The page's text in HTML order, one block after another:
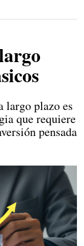
largo plazo es
que requiere
pensada